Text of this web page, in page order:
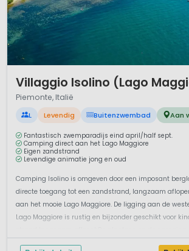
Villaggio Isolino (Lago
Piemonte, Italië
L Levendig Buitenzwembad Aan
Fantastisch zwemparadijs eind april/half sept.
Camping direct aan het Lago Maggiore
Eigen zandstrand
Levendige animatie jong en oud
Camping Isolino is omgeven door een imposant
directe toegang tot een zandstrand, langzaam
aan het mooie Lago Maggiore. De ligging aan de
Lago Maggiore is rustig en bijzonder geschikt voor